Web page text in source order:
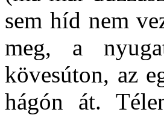
sem híd nem
meg, a
kövesúton, az
hágón át.